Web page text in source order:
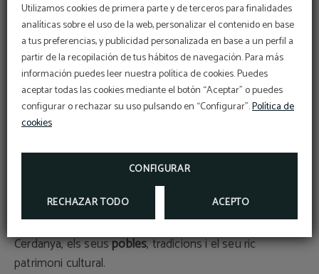
Utilizamos cookies de primera parte y de terceros para finalidades
analíticas sobre el uso de la web, personalizar el contenido en base
a tus preferencias, y publicidad personalizada en base a un perfil a
partir de la recopilación de tus hábitos de navegación. Para más
información puedes leer nuestra política de cookies. Puedes
aceptar todas las cookies mediante el botón “Aceptar” o puedes
configurar o rechazar su uso pulsando en “Configurar”.Política de
cookies
CONFIGURAR
RECHAZAR TODO ACEPTO
Caixa forta
TV LCD
WiFi gratuït
Durant els teus dies a Puigcerdà i a la Cerdanya, podràs
gaudir d'un gran nombre d'activitats per la zona.
Descobreix la
nombroses rutes de senderisme, BTT, escalada,
Aprofita la ubicació immillorable que ofereix l'Hotel del
Prado per conèixer tots els atractius turístics de la
Cerdanya, els seuspobles, tradicions i el seu ric
patrimoni cultural.